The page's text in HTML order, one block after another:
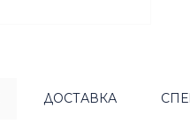
ДОСТАВКА